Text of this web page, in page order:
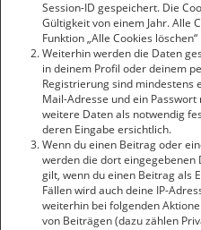
Session-ID gespeichert. Die
Gültigkeit von einem Jahr. Alle
Funktion „Alle Cookies
Weiterhin werden die Daten
in deinem Profil oder deinem
Registrierung sind mindestens
Mail-Adresse und ein
weitere Daten als notwendig
deren Eingabe ersichtlich.
Wenn du einen Beitrag oder
werden die dort eingegebenen
gilt, wenn du einen Beitrag als
Fällen wird auch deine IP-
weiterhin bei folgenden
von Beiträgen (dazu zählen